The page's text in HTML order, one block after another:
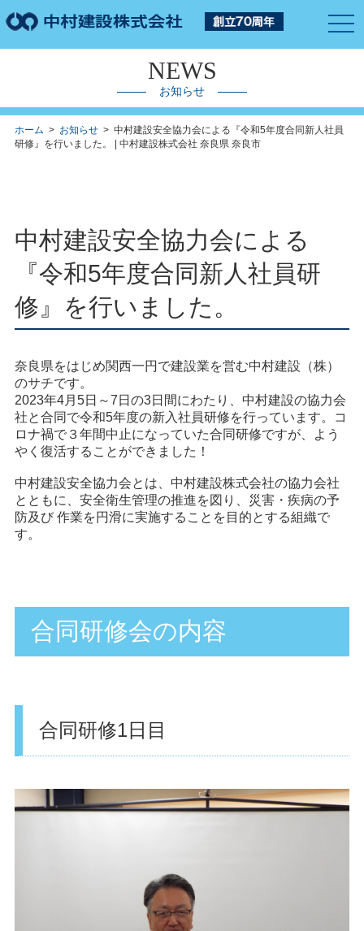
NEWS
お知らせ
ホーム > お知らせ> 中村建設安全協力会による『令和5年度合同新人社員
研修』を行いました。 | 中村建設株式会社 奈良県 奈良市
中村建設安全協力会による
『令和5年度合同新人社員研
修』を行いました。
奈良県をはじめ関西一円で建設業を営む中村建設（株）
のサチです。
2023年4月5日～7日の3日間にわたり、中村建設の協力会
社と合同で令和5年度の新入社員研修を行っています。コ
ロナ禍で３年間中止になっていた合同研修ですが、よう
やく復活することができました！
中村建設安全協力会とは、中村建設株式会社の協力会社
とともに、安全衛生管理の推進を図り、災害・疾病の予
防及び 作業を円滑に実施することを目的とする組織で
す。
合同研修会の内容
合同研修1日目